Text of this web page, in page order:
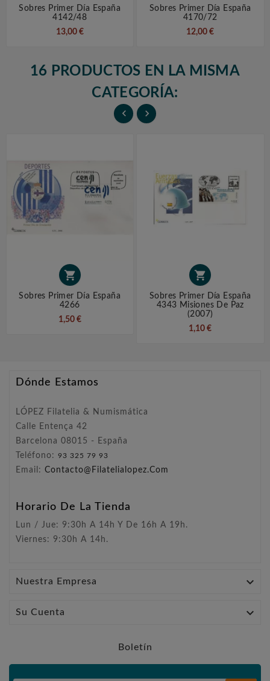
Sobres Primer Día España
4142/48
13,00 €
Sobres Primer Día España
4170/72
12,00 €
16 PRODUCTOS EN LA MISMA
CATEGORÍA:
 

Sobres Primer Día España
4266
1,50 €

Sobres Primer Día España
4343 Misiones De Paz
(2007)
1,10 €
Dónde Estamos
LÓPEZ Filatelia & Numismática
Calle Entença 42
Barcelona 08015 - España
Teléfono: 93 325 79 93
Email: Contacto@filatelialopez.com
Horario De La Tienda
Lun / Jue: 9:30h A 14h Y De 16h A 19h.
Viernes: 9:30h A 14h.
Nuestra Empresa 
Su Cuenta 
Boletín